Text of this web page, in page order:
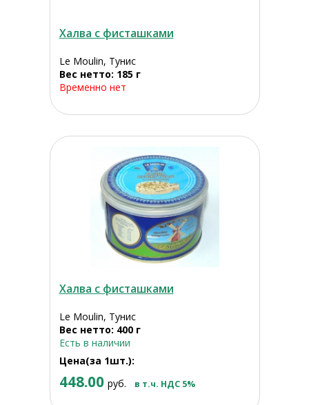
Халва с фисташками
Le Moulin, Тунис
Вес нетто: 185 г
Временно нет
Халва с фисташками
Le Moulin, Тунис
Вес нетто: 400 г
Есть в наличии
Цена(за 1шт.):
448.00 руб. в т.ч. НДС 5%